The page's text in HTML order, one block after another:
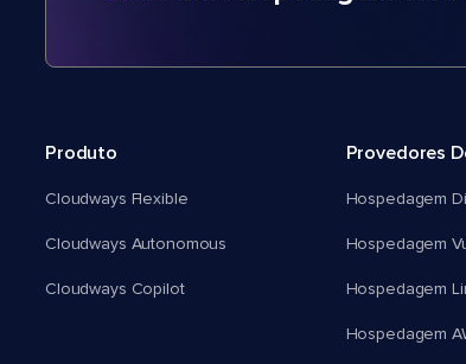
Produto
Cloudways Flexible
Cloudways Autonomous
Cloudways Copilot
Provedores
Hospedagem
Hospedagem
Hospedagem
Hospedagem